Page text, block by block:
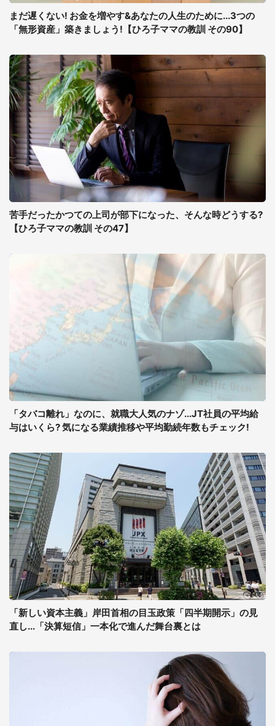
まだ遅くない! お金を増やす&あなたの人生のために...3つの
「無形資産」築きましょう!【ひろ子ママの教訓 その90】
苦手だったかつての上司が部下になった、そんな時どうする?
【ひろ子ママの教訓 その47】
「タバコ離れ」なのに、就職大人気のナゾ...JT社員の平均給
与はいくら? 気になる業績推移や平均勤続年数もチェック!
「新しい資本主義」岸田首相の目玉政策「四半期開示」の見
直し...「決算短信」一本化で進んだ舞台裏とは